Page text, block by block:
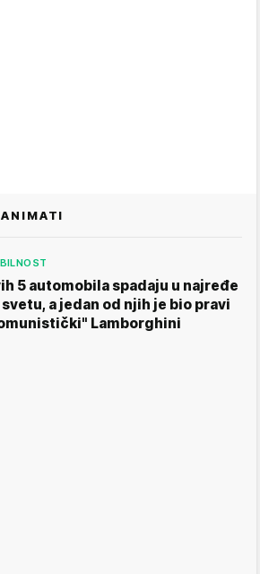
5 automobila spadaju u najređe
svetu, a jedan od njih je bio pravi
Lamborghini